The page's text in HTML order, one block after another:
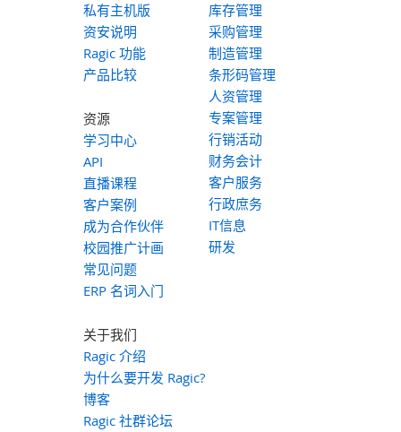
私有主机版
资安说明
Ragic 功能
产品比较
资源
学习中心
API
直播课程
客户案例
成为合作伙伴
校园推广计画
常见问题
ERP 名词入门
库存管理
采购管理
制造管理
条形码管理
人资管理
专案管理
行销活动
财务会计
客户服务
行政庶务
IT信息
研发
关于我们
Ragic 介绍
为什么要开发 Ragic?
博客
Ragic 社群论坛